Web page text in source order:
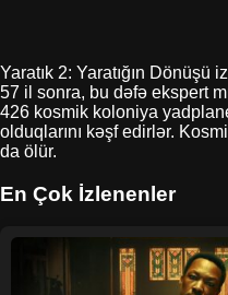
Yaratık 2: Yaratığın
57 il sonra, bu dəfə ekspert
426 kosmik koloniya
olduqlarını kəşf edirlər.
da ölür.
En Çok İzlenenler